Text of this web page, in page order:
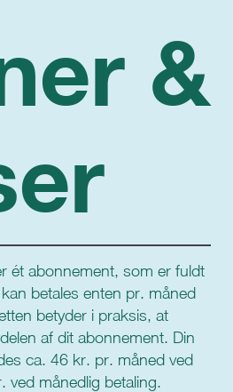
&
ét abonnement, som er fuldt
betales enten pr. måned
betyder i praksis, at
af dit abonnement. Din
ca. 46 kr. pr. måned ved
ved månedlig betaling.